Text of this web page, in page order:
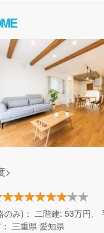
>
み)： 二階建: 53万円、
三重県 愛知県